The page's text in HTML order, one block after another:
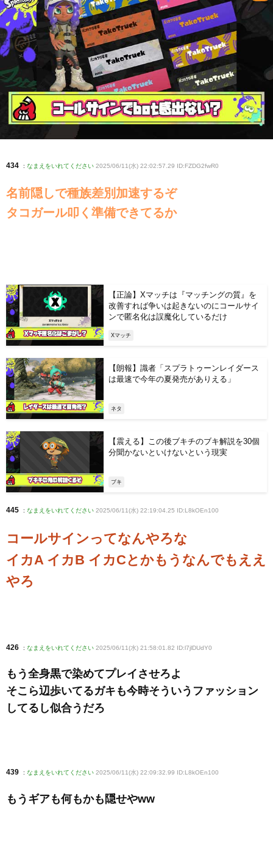
434 : なまえをいれてください 2025/06/11(水) 22:02:57.29 ID:FZDG2fwR0
名前隠しで種族差別加速するぞ
タコガール叩く準備できてるか
【正論】Xマッチは『マッチングの質』を
改善すれば争いは起きないのにコールサイ
ンで匿名化は誤魔化しているだけ
Xマッチ
【朗報】識者「スプラトゥーンレイダース
は最速で今年の夏発売がありえる」
ネタ
【震える】この後ブキチのブキ解説を30個
分聞かないといけないという現実
ブキ
445 : なまえをいれてください 2025/06/11(水) 22:19:04.25 ID:L8kOEn100
コールサインってなんやろな
イカA イカB イカCとかもうなんでもええ
やろ
426 : なまえをいれてください 2025/06/11(水) 21:58:01.82 ID:l7jlDUdY0
もう全身黒で染めてプレイさせろよ
そこら辺歩いてるガキも今時そういうファッション
してるし似合うだろ
439 : なまえをいれてください 2025/06/11(水) 22:09:32.99 ID:L8kOEn100
もうギアも何もかも隠せやww